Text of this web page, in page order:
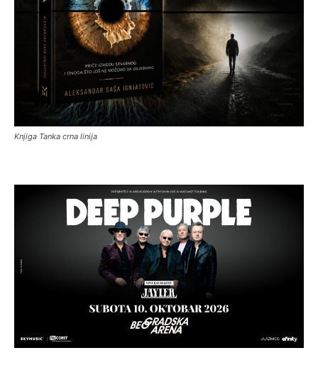
Knjiga Tanka crna linija